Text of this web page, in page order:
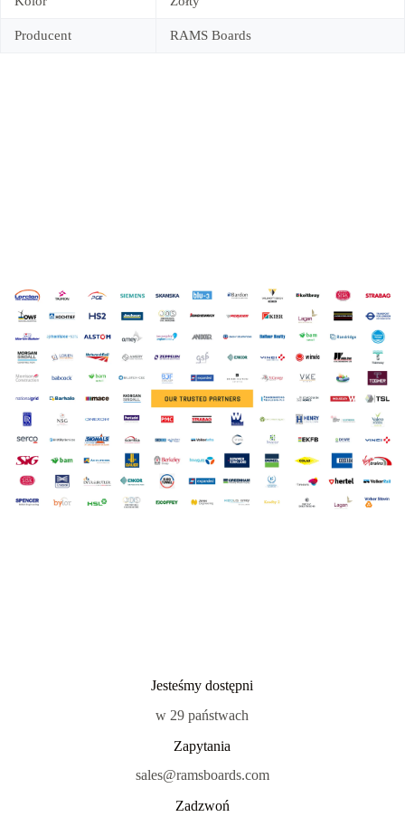
Producent RAMS Boards
Jesteśmy dostępni
w 29 państwach
Zapytania
sales@ramsboards.com
Zadzwoń